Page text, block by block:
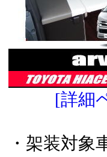
[詳細
・架装対